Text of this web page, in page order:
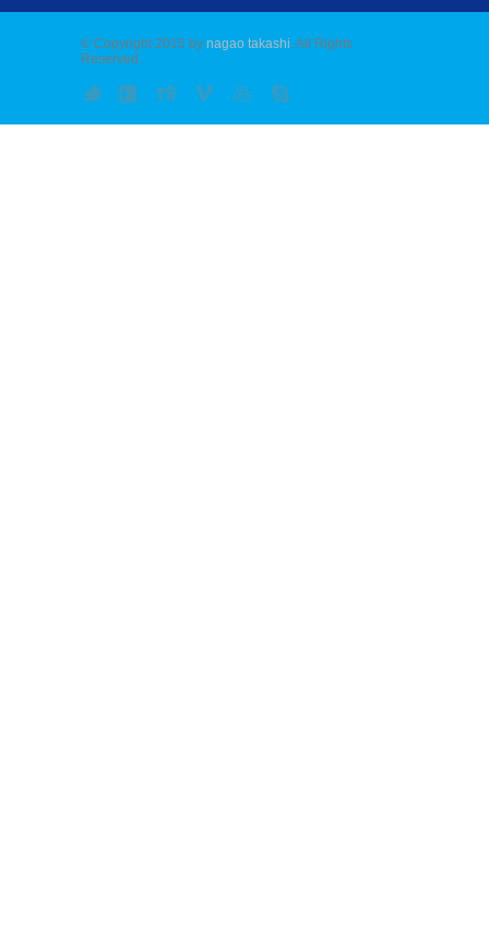
© Copyright 2015 by nagao takashi. All Rights
Reserved.